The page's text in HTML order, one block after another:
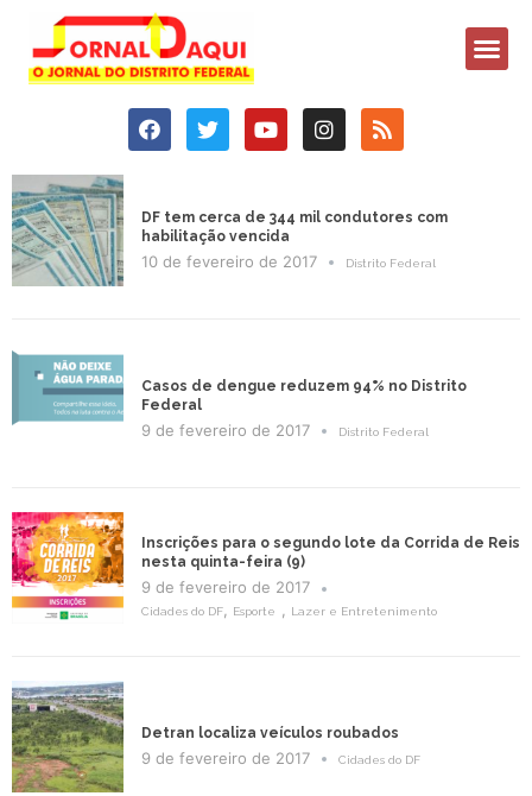
DF tem cerca de 344 mil condutores com
habilitação vencida
10 de fevereiro de 2017 Distrito Federal
Casos de dengue reduzem 94% no Distrito
Federal
9 de fevereiro de 2017 Distrito Federal
Inscrições para o segundo lote da Corrida de Reis
nesta quinta-feira (9)
9 de fevereiro de 2017
Cidades do DF Esporte Lazer e Entretenimento
Detran localiza veículos roubados
9 de fevereiro de 2017 Cidades do DF